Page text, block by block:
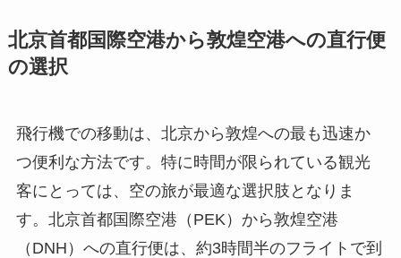
北京首都国際空港から敦煌空港への直行便
の選択
飛行機での移動は、北京から敦煌への最も迅速か
つ便利な方法です。特に時間が限られている観光
客にとっては、空の旅が最適な選択肢となりま
す。北京首都国際空港（PEK）から敦煌空港
（DNH）への直行便は、約3時間半のフライトで到